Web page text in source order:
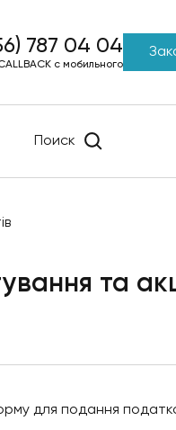
787 04 04
с мобильного
Поиск
та
для подання